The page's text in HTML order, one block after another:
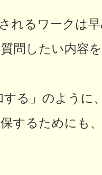
れるワークは
したい内容を
する」のように
るためにも、